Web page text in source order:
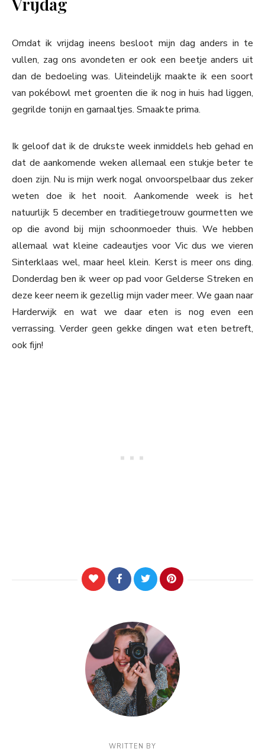
Omdat ik vrijdag ineens besloot mijn dag anders in te
vullen, zag ons avondeten er ook een beetje anders uit
dan de bedoeling was. Uiteindelijk maakte ik een soort
van pokébowl met groenten die ik nog in huis had liggen,
gegrilde tonijn en garnaaltjes. Smaakte prima.
Ik geloof dat ik de drukste week inmiddels heb gehad en
dat de aankomende weken allemaal een stukje beter te
doen zijn. Nu is mijn werk nogal onvoorspelbaar dus zeker
weten doe ik het nooit. Aankomende week is het
natuurlijk 5 december en traditiegetrouw gourmetten we
op die avond bij mijn schoonmoeder thuis. We hebben
allemaal wat kleine cadeautjes voor Vic dus we vieren
Sinterklaas wel, maar heel klein. Kerst is meer ons ding.
Donderdag ben ik weer op pad voor Gelderse Streken en
deze keer neem ik gezellig mijn vader meer. We gaan naar
Harderwijk en wat we daar eten is nog even een
verrassing. Verder geen gekke dingen wat eten betreft,
ook fijn!
WRITTEN BY